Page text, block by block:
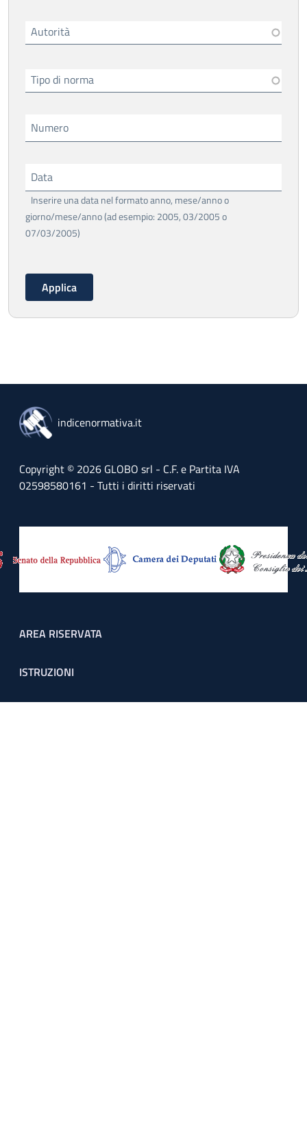
Autorità
Tipo di norma
Numero
Data
Inserire una data nel formato anno, mese/anno o
giorno/mese/anno (ad esempio: 2005, 03/2005 o
07/03/2005)
indicenormativa.it
Copyright © 2026 GLOBO srl - C.F. e Partita IVA
02598580161 - Tutti i diritti riservati
Footer menu
AREA RISERVATA
ISTRUZIONI